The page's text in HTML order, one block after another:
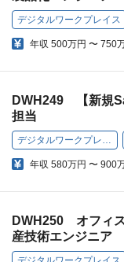
デジタルワークプレイス
年収 500万円 〜 750
DWH249 【新規
担当
デジタルワークプレイス
年収 580万円 〜 900
DWH250 オフィ
産技術エンジニア